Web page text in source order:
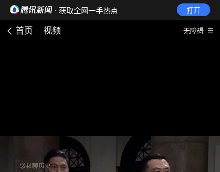
· 获取全网一手热点 打开
首页 视频 无障碍